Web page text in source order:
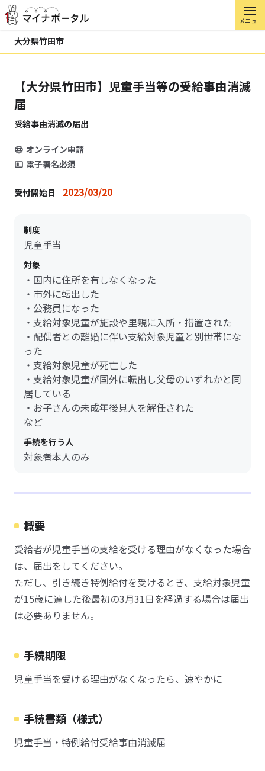
メニュー
大分県竹田市
【大分県竹田市】児童手当等の受給事由消滅
届
受給事由消滅の届出
オンライン申請
電子署名必須
受付開始日 2023/03/20
制度
児童手当
対象
・国内に住所を有しなくなった
・市外に転出した
・公務員になった
・支給対象児童が施設や里親に入所・措置された
・配偶者との離婚に伴い支給対象児童と別世帯にな
った
・支給対象児童が死亡した
・支給対象児童が国外に転出し父母のいずれかと同
居している
・お子さんの未成年後見人を解任された
など
手続を行う人
対象者本人のみ
概要
受給者が児童手当の支給を受ける理由がなくなった場合
は、届出をしてください。
ただし、引き続き特例給付を受けるとき、支給対象児童
が15歳に達した後最初の3月31日を経過する場合は届出
は必要ありません。
手続期限
児童手当を受ける理由がなくなったら、速やかに
手続書類（様式）
児童手当・特例給付受給事由消滅届